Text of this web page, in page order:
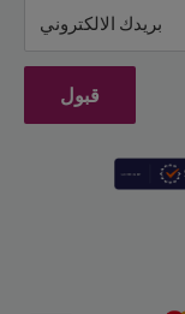
بريدك الالكتروني
قبول